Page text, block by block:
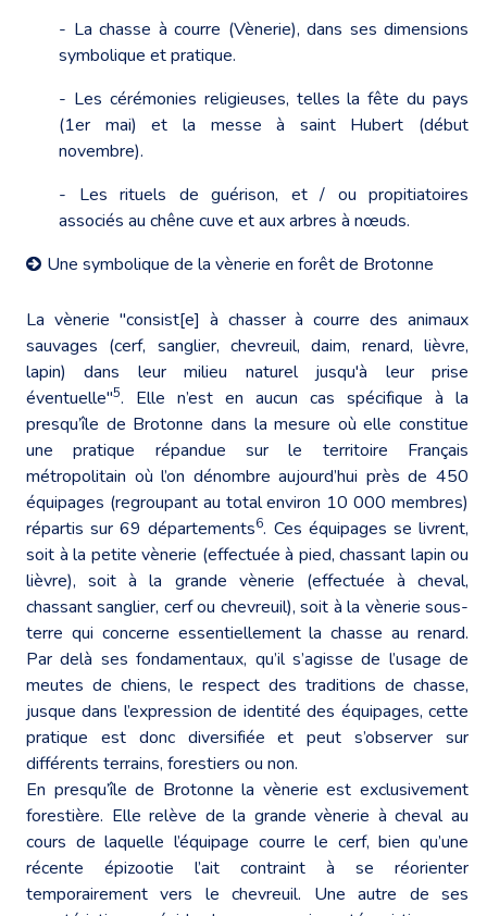
- La chasse à courre (Vènerie), dans ses dimensions
symbolique et pratique.
- Les cérémonies religieuses, telles la fête du pays
(1er mai) et la messe à saint Hubert (début
novembre).
- Les rituels de guérison, et / ou propitiatoires
associés au chêne cuve et aux arbres à nœuds.
Une symbolique de la vènerie en forêt de Brotonne
La vènerie "consist[e] à chasser à courre des animaux
sauvages (cerf, sanglier, chevreuil, daim, renard, lièvre,
lapin) dans leur milieu naturel jusqu'à leur prise
éventuelle"5. Elle n’est en aucun cas spécifique à la
presqu’île de Brotonne dans la mesure où elle constitue
une pratique répandue sur le territoire Français
métropolitain où l’on dénombre aujourd’hui près de 450
équipages (regroupant au total environ 10 000 membres)
répartis sur 69 départements6. Ces équipages se livrent,
soit à la petite vènerie (effectuée à pied, chassant lapin ou
lièvre), soit à la grande vènerie (effectuée à cheval,
chassant sanglier, cerf ou chevreuil), soit à la vènerie sous-
terre qui concerne essentiellement la chasse au renard.
Par delà ses fondamentaux, qu’il s’agisse de l’usage de
meutes de chiens, le respect des traditions de chasse,
jusque dans l’expression de identité des équipages, cette
pratique est donc diversifiée et peut s’observer sur
différents terrains, forestiers ou non.
En presqu’île de Brotonne la vènerie est exclusivement
forestière. Elle relève de la grande vènerie à cheval au
cours de laquelle l’équipage courre le cerf, bien qu’une
récente épizootie l’ait contraint à se réorienter
temporairement vers le chevreuil. Une autre de ses